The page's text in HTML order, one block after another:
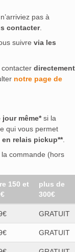
pas à
contacter.
suivre via les
directement
notre page de
jour même*si la
qui vous permet
relais pickup**.
commande (hors
150 et
plus de
300€
GRATUIT
GRATUIT